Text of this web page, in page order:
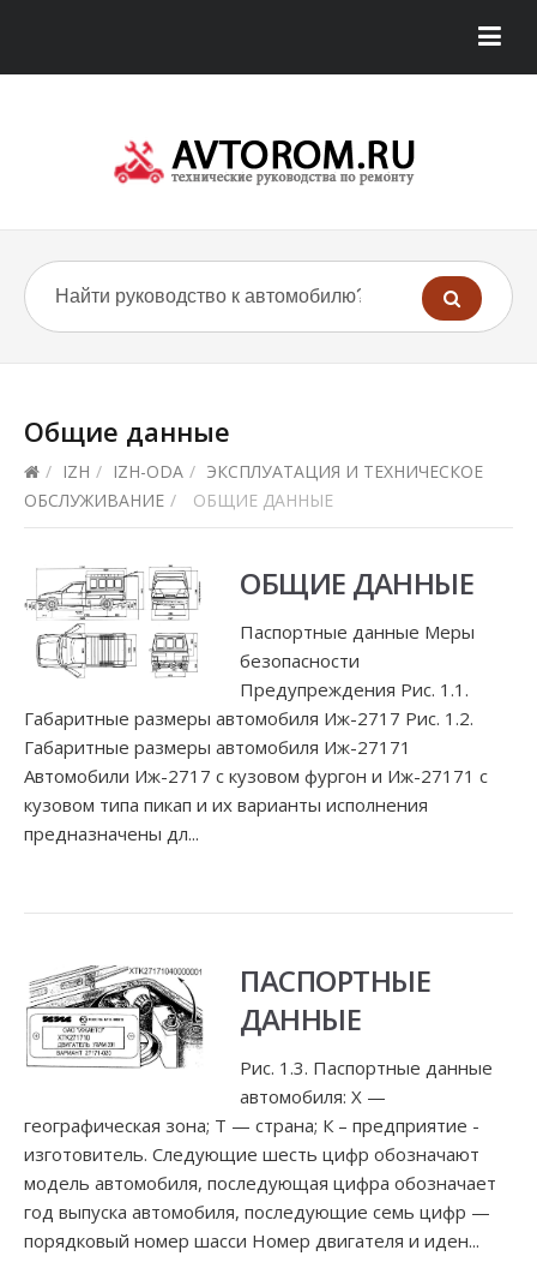
Общие данные
/ IZH / IZH-ODA / ЭКСПЛУАТАЦИЯ И ТЕХНИЧЕСКОЕ
ОБСЛУЖИВАНИЕ / ОБЩИЕ ДАННЫЕ
ОБЩИЕ ДАННЫЕ
Паспортные данные Меры
безопасности
Предупреждения Рис. 1.1.
Габаритные размеры автомобиля Иж-2717 Рис. 1.2.
Габаритные размеры автомобиля Иж-27171
Автомобили Иж-2717 с кузовом фургон и Иж-27171 с
кузовом типа пикап и их варианты исполнения
предназначены дл...
ПАСПОРТНЫЕ
ДАННЫЕ
Рис. 1.3. Паспортные данные
автомобиля: Х —
географическая зона; Т — страна; К – предприятие -
изготовитель. Следующие шесть цифр обозначают
модель автомобиля, последующая цифра обозначает
год выпуска автомобиля, последующие семь цифр —
порядковый номер шасси Номер двигателя и иден...